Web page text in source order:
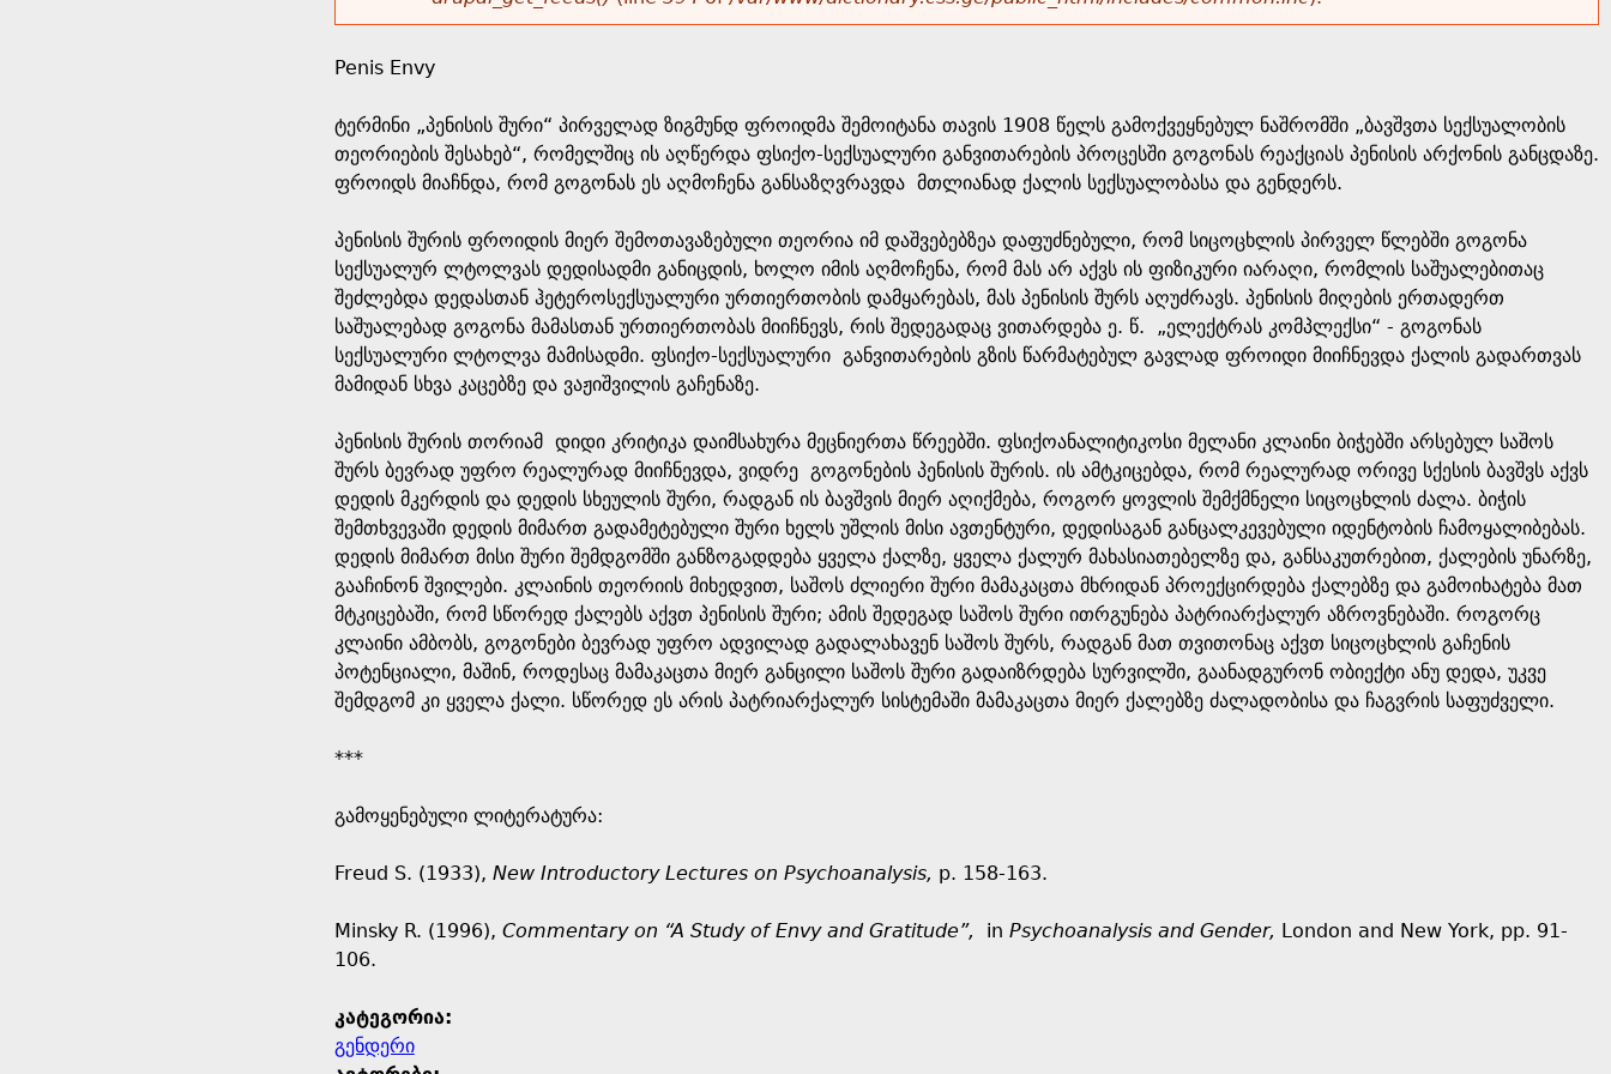
r
s
e
h
e
r
e
o
r
m
e
s
s
g
e
Penis Envy
ტერმინი „პენისის შური“ პირველად ზიგმუნდ ფროიდმა შემოიტანა თავის 1908 წელს გამოქვეყნებულ ნაშრომში „ბავშვთა სექსუალობის
თეორიების შესახებ“, რომელშიც ის აღწერდა ფსიქო-სექსუალური განვითარების პროცესში გოგონას რეაქციას პენისის არქონის განცდაზე.
ფროიდს მიაჩნდა, რომ გოგონას ეს აღმოჩენა განსაზღვრავდა მთლიანად ქალის სექსუალობასა და გენდერს.
პენისის შურის ფროიდის მიერ შემოთავაზებული თეორია იმ დაშვებებზეა დაფუძნებული, რომ სიცოცხლის პირველ წლებში გოგონა
სექსუალურ ლტოლვას დედისადმი განიცდის, ხოლო იმის აღმოჩენა, რომ მას არ აქვს ის ფიზიკური იარაღი, რომლის საშუალებითაც
შეძლებდა დედასთან ჰეტეროსექსუალური ურთიერთობის დამყარებას, მას პენისის შურს აღუძრავს. პენისის მიღების ერთადერთ
საშუალებად გოგონა მამასთან ურთიერთობას მიიჩნევს, რის შედეგადაც ვითარდება ე. წ. „ელექტრას კომპლექსი“ - გოგონას
სექსუალური ლტოლვა მამისადმი. ფსიქო-სექსუალური განვითარების გზის წარმატებულ გავლად ფროიდი მიიჩნევდა ქალის გადართვას
მამიდან სხვა კაცებზე და ვაჟიშვილის გაჩენაზე.
პენისის შურის თორიამ დიდი კრიტიკა დაიმსახურა მეცნიერთა წრეებში. ფსიქოანალიტიკოსი მელანი კლაინი ბიჭებში არსებულ საშოს
შურს ბევრად უფრო რეალურად მიიჩნევდა, ვიდრე გოგონების პენისის შურის. ის ამტკიცებდა, რომ რეალურად ორივე სქესის ბავშვს აქვს
დედის მკერდის და დედის სხეულის შური, რადგან ის ბავშვის მიერ აღიქმება, როგორ ყოვლის შემქმნელი სიცოცხლის ძალა. ბიჭის
შემთხვევაში დედის მიმართ გადამეტებული შური ხელს უშლის მისი ავთენტური, დედისაგან განცალკევებული იდენტობის ჩამოყალიბებას.
დედის მიმართ მისი შური შემდგომში განზოგადდება ყველა ქალზე, ყველა ქალურ მახასიათებელზე და, განსაკუთრებით, ქალების უნარზე,
გააჩინონ შვილები. კლაინის თეორიის მიხედვით, საშოს ძლიერი შური მამაკაცთა მხრიდან პროექცირდება ქალებზე და გამოიხატება მათ
მტკიცებაში, რომ სწორედ ქალებს აქვთ პენისის შური; ამის შედეგად საშოს შური ითრგუნება პატრიარქალურ აზროვნებაში. როგორც
კლაინი ამბობს, გოგონები ბევრად უფრო ადვილად გადალახავენ საშოს შურს, რადგან მათ თვითონაც აქვთ სიცოცხლის გაჩენის
პოტენციალი, მაშინ, როდესაც მამაკაცთა მიერ განცილი საშოს შური გადაიზრდება სურვილში, გაანადგურონ ობიექტი ანუ დედა, უკვე
შემდგომ კი ყველა ქალი. სწორედ ეს არის პატრიარქალურ სისტემაში მამაკაცთა მიერ ქალებზე ძალადობისა და ჩაგვრის საფუძველი.
***
გამოყენებული ლიტერატურა:
Freud S. (1933), New Introductory Lectures on Psychoanalysis, p. 158-163.
Minsky R. (1996), Commentary on “A Study of Envy and Gratitude”, in Psychoanalysis and Gender, London and New York, pp. 91-
106.
კატეგორია:
გენდერი